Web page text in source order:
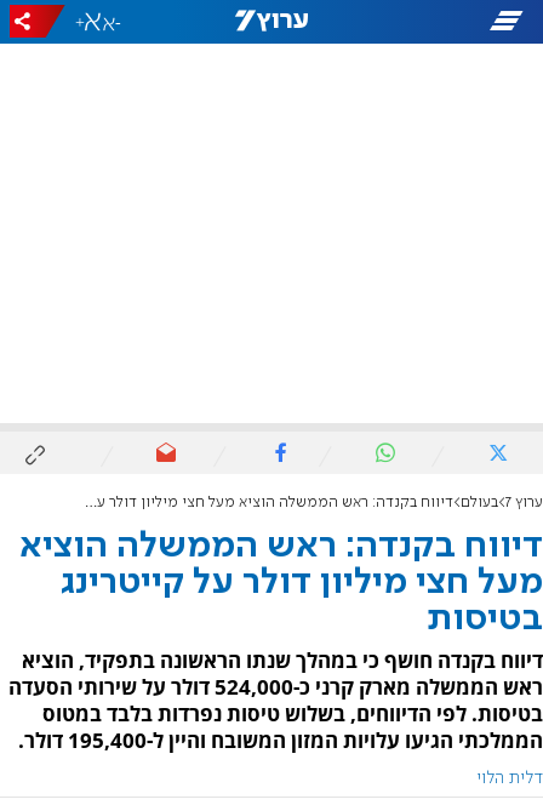
-
+
ערוץ 7 בעולם דיווח בקנדה: ראש הממשלה הוציא מעל חצי מיליון דולר על קייטרינג בטיסות
דיווח בקנדה: ראש הממשלה הוציא
מעל חצי מיליון דולר על קייטרינג
בטיסות
דיווח בקנדה חושף כי במהלך שנתו הראשונה בתפקיד, הוציא
ראש הממשלה מארק קרני כ-524,000 דולר על שירותי הסעדה
בטיסות. לפי הדיווחים, בשלוש טיסות נפרדות בלבד במטוס
הממלכתי הגיעו עלויות המזון המשובח והיין ל-195,400 דולר.
דלית הלוי